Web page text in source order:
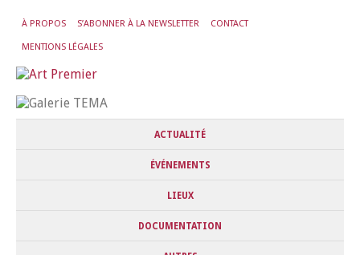
À PROPOS S’ABONNER À LA NEWSLETTER CONTACT
MENTIONS LÉGALES
ACTUALITÉ
ÉVÉNEMENTS
LIEUX
DOCUMENTATION